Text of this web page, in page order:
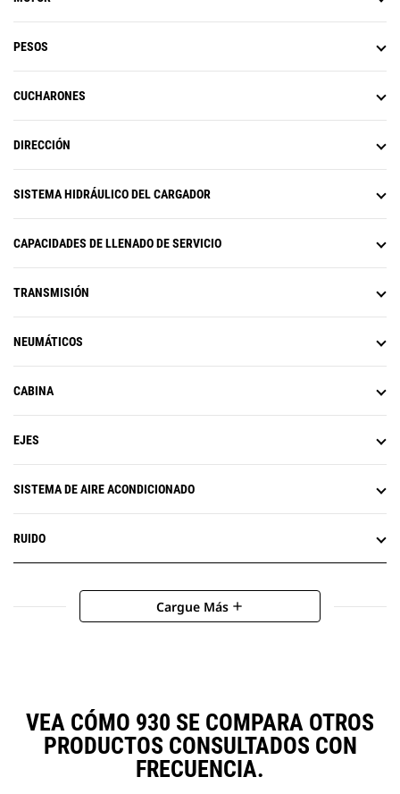
PESOS
CUCHARONES
DIRECCIÓN
SISTEMA HIDRÁULICO DEL CARGADOR
CAPACIDADES DE LLENADO DE SERVICIO
TRANSMISIÓN
NEUMÁTICOS
CABINA
EJES
SISTEMA DE AIRE ACONDICIONADO
RUIDO
Cargue Más add
VEA CÓMO 930 SE COMPARA OTROS
PRODUCTOS CONSULTADOS CON
FRECUENCIA.